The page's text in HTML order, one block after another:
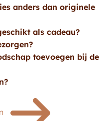
anders dan originele
als cadeau?
toevoegen bij de